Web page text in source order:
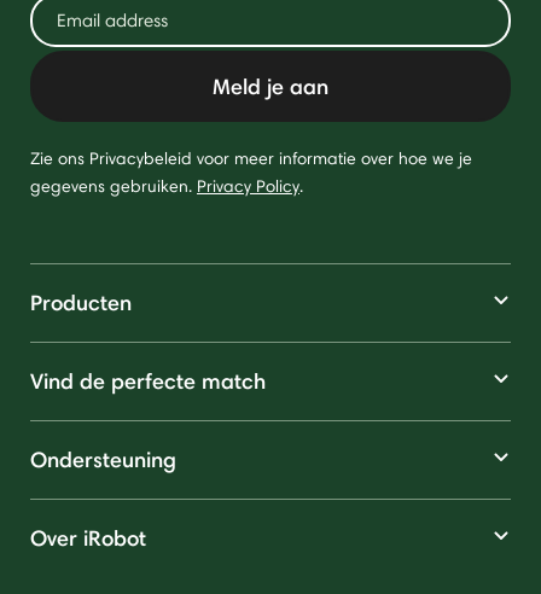
Meld je aan
Zie ons Privacybeleid voor meer informatie over hoe we je
gegevens gebruiken. Privacy Policy.
Producten
Vind de perfecte match
Ondersteuning
Over iRobot